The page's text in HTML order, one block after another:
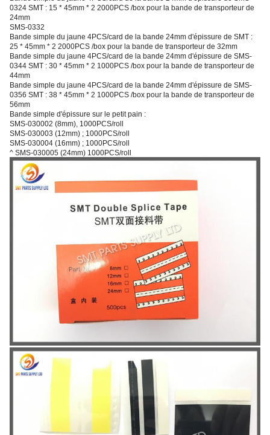
0324 SMT : 15 * 45mm * 2 2000PCS /box pour la bande de transporteur de
24mm
SMS-0332
Bande simple du jaune 4PCS/card de la bande 24mm d'épissure de SMT :
25 * 45mm * 2 2000PCS /box pour la bande de transporteur de 32mm
Bande simple du jaune 4PCS/card de la bande 24mm d'épissure de SMS-
0344 SMT : 30 * 45mm * 2 1000PCS /box pour la bande de transporteur de
44mm
Bande simple du jaune 4PCS/card de la bande 24mm d'épissure de SMS-
0356 SMT : 38 * 45mm * 2 1000PCS /box pour la bande de transporteur de
56mm
Bande simple d'épissure sur le petit pain :
SMS-030002 (8mm), 1000PCS/roll
SMS-030003 (12mm) ; 1000PCS/roll
SMS-030004 (16mm) ; 1000PCS/roll
^ SMS-030005 (24mm) 1000PCS/roll